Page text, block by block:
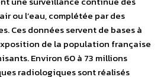
ou l’eau, complétée par des
Ces données servent de bases à
de la population française
Environ 60 à 73 millions
radiologiques sont réalisés